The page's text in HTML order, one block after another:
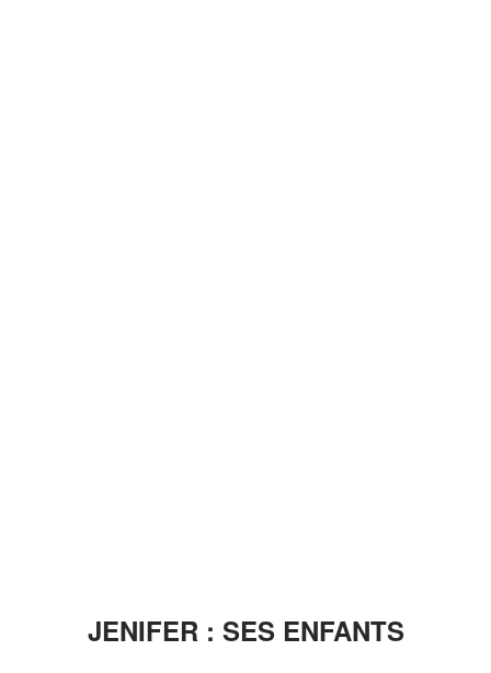
JENIFER : SES ENFANTS